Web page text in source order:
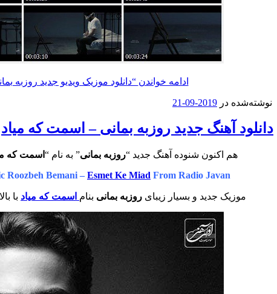
ادامه خواندن “دانلود موزیک ویدیو جدید روزبه
نوشته‌شده در 2019-09-21
دانلود آهنگ جدید روزبه بمانی – اسمت که میاد
هم اکنون شنوده آهنگ جدید “روزبه بمانی” به نام “ اسمت که
Roozbeh Bemani – Esmet Ke Miad From Radio Javan
موزیک جدید و بسیار زیبای روزبه بمانی بنام اسمت که میاد با